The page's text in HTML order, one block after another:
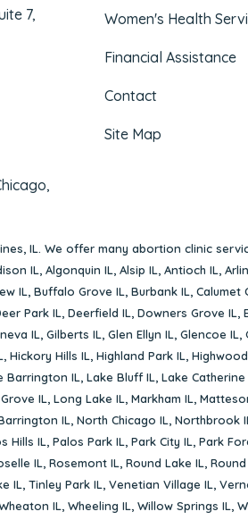
7,
Women's Health
Financial Assistance
Contact
Site Map
IL. We offer many abortion clinic
IL, Algonquin IL, Alsip IL, Antioch IL,
IL, Buffalo Grove IL, Burbank IL, Calumet
Park IL, Deerfield IL, Downers Grove IL,
IL, Gilberts IL, Glen Ellyn IL, Glencoe IL,
, Hickory Hills IL, Highland Park IL,
Barrington IL, Lake Bluff IL, Lake Catherine
IL, Long Lake IL, Markham IL,
IL, North Chicago IL, Northbrook
Hills IL, Palos Park IL, Park City IL, Park
IL, Rosemont IL, Round Lake IL,
IL, Tinley Park IL, Venetian Village IL,
IL, Wheeling IL, Willow Springs IL,